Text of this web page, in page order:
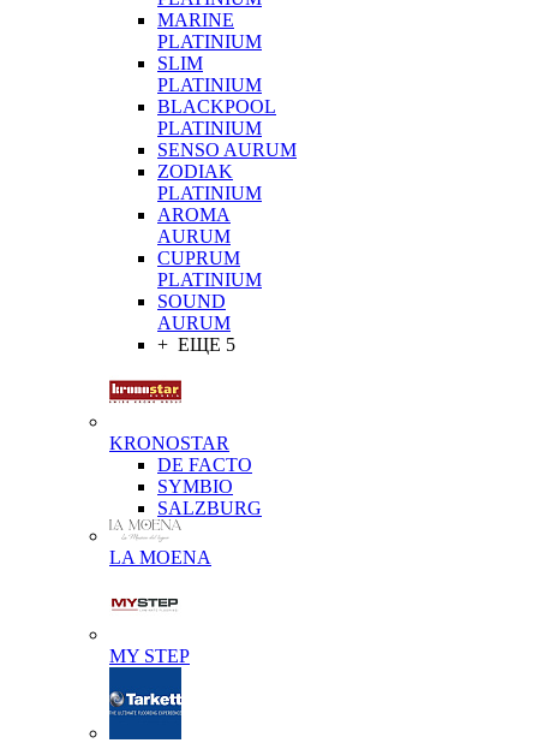
MARINE
PLATINIUM
SLIM
PLATINIUM
BLACKPOOL
PLATINIUM
SENSO AURUM
ZODIAK
PLATINIUM
AROMA
AURUM
CUPRUM
PLATINIUM
SOUND
AURUM
+ ЕЩЕ 5
KRONOSTAR
DE FACTO
SYMBIO
SALZBURG
LA MOENA
MY STEP